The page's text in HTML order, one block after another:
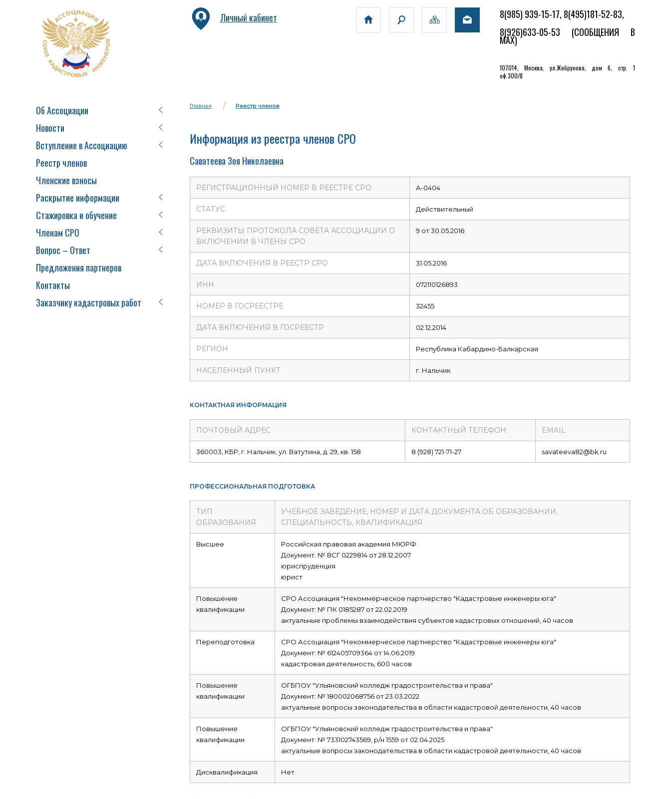
Об Ассоциации
Новости
Вступление в Ассоциацию
Реестр членов
Членские взносы
Раскрытие информации
Стажировка и обучение
Членам СРО
Вопрос – Ответ
Предложения партнеров
Контакты
Заказчику кадастровых работ
Личный кабинет
8(985) 939-15-17, 8(495)181-52-83,
8(926)633-05-53 (СООБЩЕНИЯ В
MAX)
107014, Москва, ул.Жебрунова, дом 6, стр. 1
оф.300/8
Главная Реестр членов
Информация из реестра членов СРО
Саватеева Зоя Николаевна
РЕГИСТРАЦИОННЫЙ НОМЕР В РЕЕСТРЕ СРО А-0404
СТАТУС Действительный
РЕКВИЗИТЫ ПРОТОКОЛА СОВЕТА АССОЦИАЦИИ О
ВКЛЮЧЕНИИ В ЧЛЕНЫ СРО
9 от 30.05.2016
ДАТА ВКЛЮЧЕНИЯ В РЕЕСТР СРО 31.05.2016
ИНН 072110126893
НОМЕР В ГОСРЕЕСТРЕ 32455
ДАТА ВКЛЮЧЕНИЯ В ГОСРЕЕСТР 02.12.2014
РЕГИОН Республика Кабардино-Балкарская
НАСЕЛЕННЫЙ ПУНКТ г. Нальчик
КОНТАКТНАЯ ИНФОРМАЦИЯ
ПОЧТОВЫЙ АДРЕС КОНТАКТНЫЙ ТЕЛЕФОН EMAIL
360003, КБР, г. Нальчик, ул. Ватутина, д. 29, кв. 158 8 (928) 721-71-27 savateeva82@bk.ru
ПРОФЕССИОНАЛЬНАЯ ПОДГОТОВКА
ТИП
ОБРАЗОВАНИЯ
УЧЕБНОЕ ЗАВЕДЕНИЕ, НОМЕР И ДАТА ДОКУМЕНТА ОБ ОБРАЗОВАНИИ,
СПЕЦИАЛЬНОСТЬ, КВАЛИФИКАЦИЯ
Высшее
Российская правовая академия МЮРФ
Документ: № ВСГ 0229814 от 28.12.2007
юриспруденция
юрист
Повышение
квалификации
СРО Ассоциация "Некоммерческое партнерство "Кадастровые инженеры юга"
Документ: № ПК 0185287 от 22.02.2019
актуальные проблемы взаимодействия субъектов кадастровых отношений, 40 часов
Переподготовка
СРО Ассоциация "Некоммерческое партнерство "Кадастровые инженеры юга"
Документ: № 612405709364 от 14.06.2019
кадастровая деятельность, 600 часов
Повышение
квалификации
ОГБПОУ "Ульяновский колледж градостроительства и права"
Документ: № 180002068756 от 23.03.2022
актуальные вопросы законодательства в области кадастровой деятельности, 40 часов
Повышение
квалификации
ОГБПОУ "Ульяновский колледж градостроительства и права"
Документ: № 733102743569, р/н 1559 от 02.04.2025
актуальные вопросы законодательства в области кадастровой деятельности, 40 часов
Дисквалификация Нет